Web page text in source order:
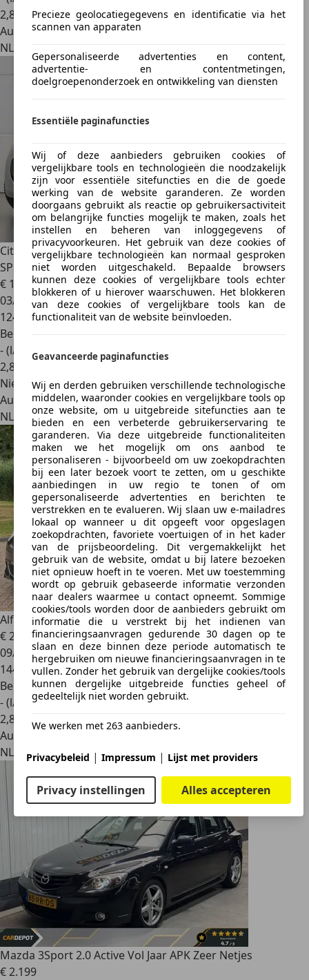
Precieze geolocatiegegevens en identificatie via het
scannen van apparaten
Gepersonaliseerde advertenties en content,
advertentie- en contentmetingen,
doelgroepenonderzoek en ontwikkeling van diensten
Essentiële paginafuncties
Wij of deze aanbieders gebruiken cookies of
vergelijkbare tools en technologieën die noodzakelijk
zijn voor essentiële sitefuncties en die de goede
werking van de website garanderen. Ze worden
doorgaans gebruikt als reactie op gebruikersactiviteit
om belangrijke functies mogelijk te maken, zoals het
instellen en beheren van inloggegevens of
privacyvoorkeuren. Het gebruik van deze cookies of
vergelijkbare technologieën kan normaal gesproken
niet worden uitgeschakeld. Bepaalde browsers
kunnen deze cookies of vergelijkbare tools echter
blokkeren of u hierover waarschuwen. Het blokkeren
van deze cookies of vergelijkbare tools kan de
functionaliteit van de website beïnvloeden.
Geavanceerde paginafuncties
Wij en derden gebruiken verschillende technologische
middelen, waaronder cookies en vergelijkbare tools op
onze website, om u uitgebreide sitefuncties aan te
bieden en een verbeterde gebruikerservaring te
garanderen. Via deze uitgebreide functionaliteiten
maken we het mogelijk om ons aanbod te
personaliseren - bijvoorbeeld om uw zoekopdrachten
bij een later bezoek voort te zetten, om u geschikte
aanbiedingen in uw regio te tonen of om
gepersonaliseerde advertenties en berichten te
verstrekken en te evalueren. Wij slaan uw e-mailadres
lokaal op wanneer u dit opgeeft voor opgeslagen
zoekopdrachten, favoriete voertuigen of in het kader
van de prijsbeoordeling. Dit vergemakkelijkt het
gebruik van de website, omdat u bij latere bezoeken
niet opnieuw hoeft in te voeren. Met uw toestemming
wordt op gebruik gebaseerde informatie verzonden
naar dealers waarmee u contact opneemt. Sommige
cookies/tools worden door de aanbieders gebruikt om
informatie die u verstrekt bij het indienen van
financieringsaanvragen gedurende 30 dagen op te
slaan en deze binnen deze periode automatisch te
hergebruiken om nieuwe financieringsaanvragen in te
vullen. Zonder het gebruik van dergelijke cookies/tools
kunnen dergelijke uitgebreide functies geheel of
gedeeltelijk niet worden gebruikt.
We werken met 263 aanbieders.
Privacybeleid | Impressum | Lijst met providers
Privacy instellingen Alles accepteren
2,8
Autobedrijf
NL 9403 AJ
Citroen C11.0-12V Séduction Sport (RADIO/MP3-
SPELER,COMFORT-
€ 1.945
03/2007
124.322 km
Benzine
- (l/100 km)
2,8
Nieuw
Autobedrijf
NL 2931 SJ
Alfa Romeo MiTo 1.4/AIRCO/CRUISE/NAVI
€ 2.499
09/2010
144.095 km
Benzine
- (l/100 km)
2,8
Autobedrijf
NL 8211 AB
Mazda 3Sport 2.0 Active Vol Jaar APK Zeer Netjes
€ 2.199